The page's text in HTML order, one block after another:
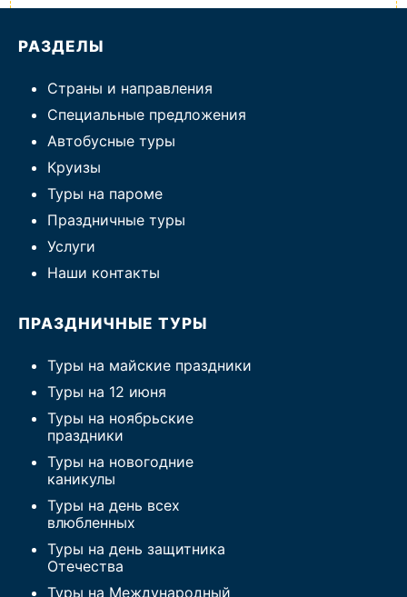
РАЗДЕЛЫ
Страны и направления
Специальные предложения
Автобусные туры
Круизы
Туры на пароме
Праздничные туры
Услуги
Наши контакты
ПРАЗДНИЧНЫЕ ТУРЫ
Туры на майские праздники
Туры на 12 июня
Туры на ноябрьские
праздники
Туры на новогодние
каникулы
Туры на день всех
влюбленных
Туры на день защитника
Отечества
Туры на Международный